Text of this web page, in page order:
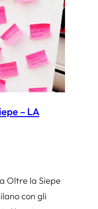
– LA
Oltre la Siepe
con gli